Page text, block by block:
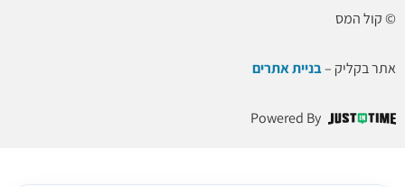
© קול המס
אתר בקליק –בניית אתרים
Powered By